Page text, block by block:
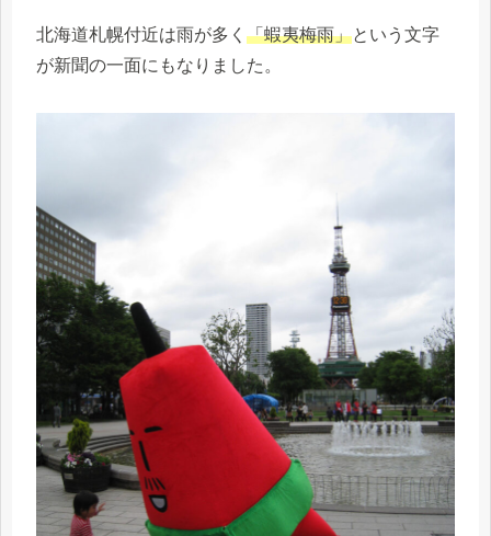
北海道札幌付近は雨が多く 「蝦夷梅雨」という文字
が新聞の一面にもなりました。